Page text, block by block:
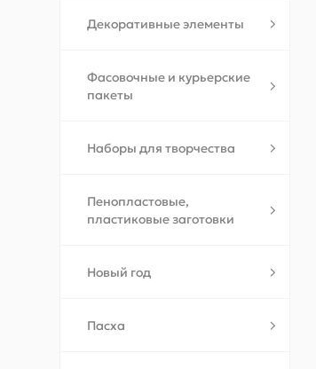
Декоративные элементы
Фасовочные и курьерские
пакеты
Наборы для творчества
Пенопластовые,
пластиковые заготовки
Новый год
Пасха